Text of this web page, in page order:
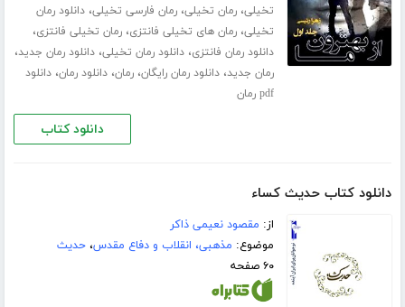
تخیلی،رمان تخیلی،رمان فارسی تخیلی،دانلود رمان
تخیلی،رمان های تخیلی فانتزی،رمان تخیلی فانتزی،
دانلود رمان فانتزی،دانلود رمان تخیلی،دانلود رمان جدید،
رمان جدید،دانلود رمان رایگان،رمان،دانلود رمان،دانلود
pdf رمان
دانلود کتاب
دانلود کتاب حدیث کساء
از: مقصود نعیمی ذاکر
موضوع: مذهبی، انقلاب و دفاع مقدس،حدیث
۶۰ صفحه